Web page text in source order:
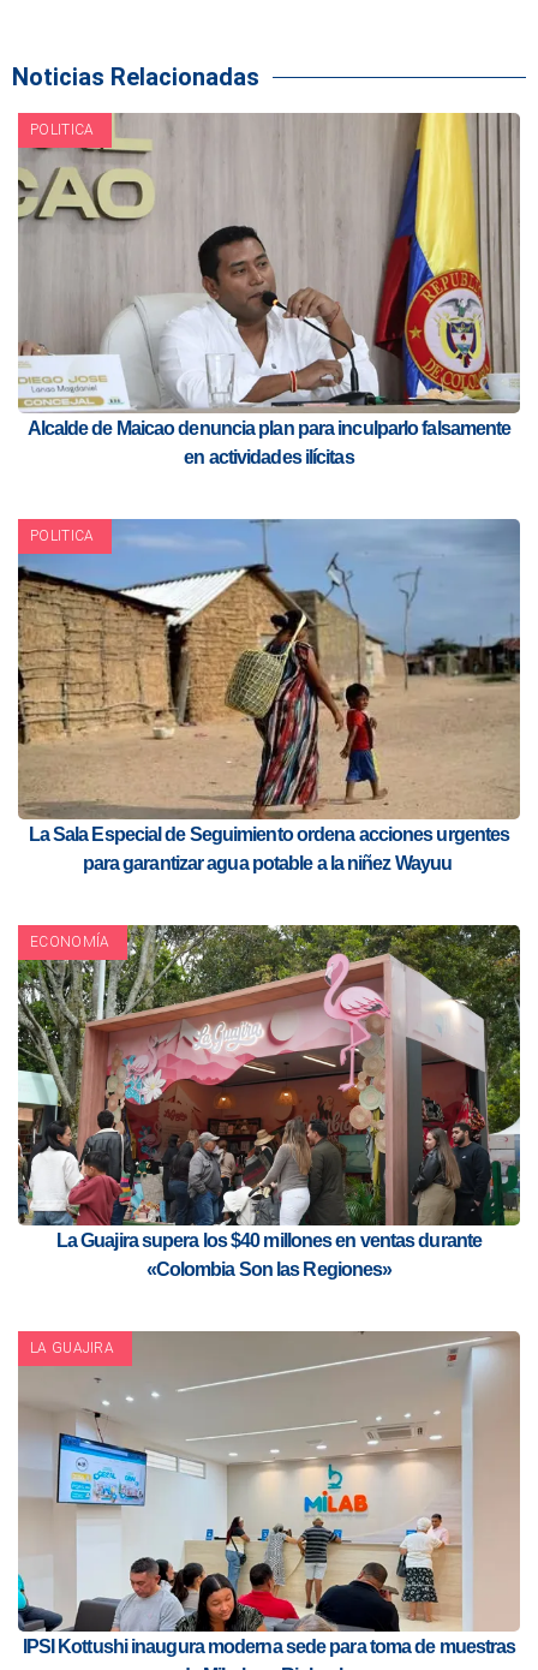
Noticias Relacionadas
POLITICA
Alcalde de Maicao denuncia plan para inculparlo falsamente
en actividades ilícitas
POLITICA
La Sala Especial de Seguimiento ordena acciones urgentes
para garantizar agua potable a la niñez Wayuu
ECONOMÍA
La Guajira supera los $40 millones en ventas durante
«Colombia Son las Regiones»
LA GUAJIRA
IPSI Kottushi inaugura moderna sede para toma de muestras